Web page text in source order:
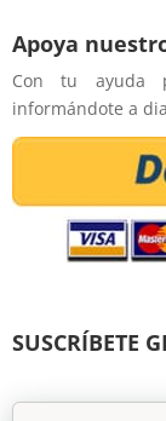
Apoya
Con tu ayuda
informándote a
SUSCRÍBETE